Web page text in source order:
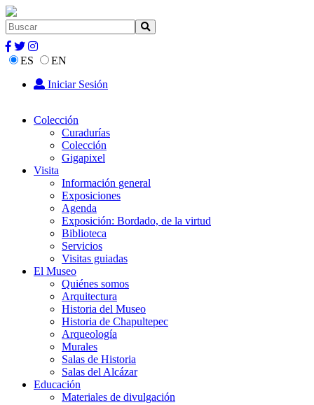
ES
EN
Iniciar Sesión
Colección
Curadurías
Colección
Gigapixel
Visita
Información general
Exposiciones
Agenda
Exposición: Bordado, de la virtud
Biblioteca
Servicios
Visitas guiadas
El Museo
Quiénes somos
Arquitectura
Historia del Museo
Historia de Chapultepec
Arqueología
Murales
Salas de Historia
Salas del Alcázar
Educación
Materiales de divulgación